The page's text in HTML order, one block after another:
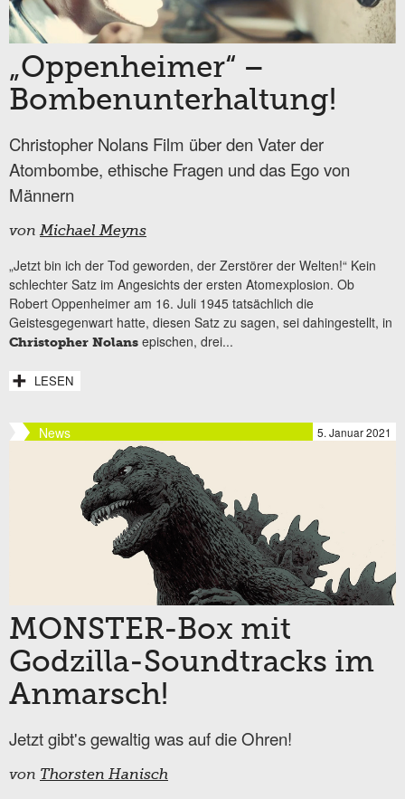
„Oppenheimer“ –
Bombenunterhaltung!
Christopher Nolans Film über den Vater der
Atombombe, ethische Fragen und das Ego von
Männern
vonMichael Meyns
„Jetzt bin ich der Tod geworden, der Zerstörer der Welten!“ Kein
schlechter Satz im Angesichts der ersten Atomexplosion. Ob
Robert Oppenheimer am 16. Juli 1945 tatsächlich die
Geistesgegenwart hatte, diesen Satz zu sagen, sei dahingestellt, in
Christopher Nolans epischen, drei...
LESEN
News 5. Januar 2021
MONSTER-Box mit
Godzilla-Soundtracks im
Anmarsch!
Jetzt gibt's gewaltig was auf die Ohren!
von Thorsten Hanisch